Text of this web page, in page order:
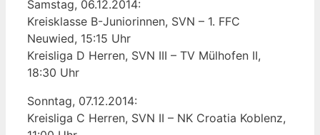
Samstag, 06.12.2014:
Kreisklasse B-Juniorinnen, SVN – 1. FFC
Neuwied, 15:15 Uhr
Kreisliga D Herren, SVN III – TV Mülhofen II,
18:30 Uhr
Sonntag, 07.12.2014:
Kreisliga C Herren, SVN II – NK Croatia Koblenz,